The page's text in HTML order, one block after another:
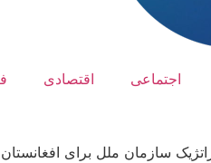
اجتماعی اقتصادی
سازمان ملل برای افغانستان